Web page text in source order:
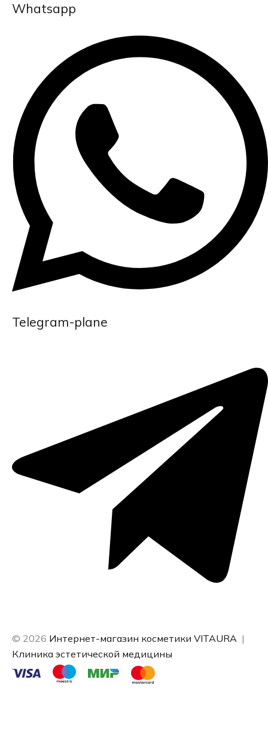
Whatsapp
Telegram-plane
© 2026 Интернет-магазин косметики VITAURA |
Клиника эстетической медицины